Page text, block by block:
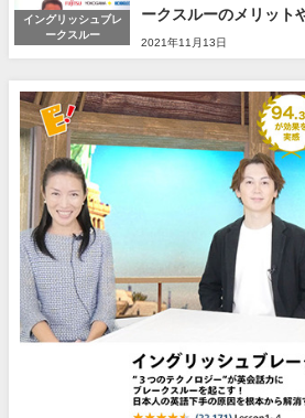
イングリッシュブレ
ークスルー
ークスルーのメリット
2021年11月13日